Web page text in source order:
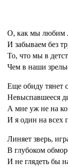
О, как мы любим
И забываем без
То, что мы в
Чем в наши
Еще обиду тянет
Невыспавшееся
А мне уж не на
И я один на всех
Линяет зверь,
В глубоком
И не глядеть бы